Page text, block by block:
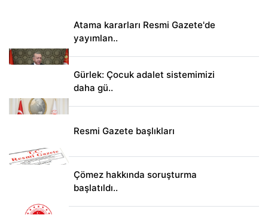
Atama kararları Resmi Gazete'de
yayımlan..
Gürlek: Çocuk adalet sistemimizi
daha gü..
Resmi Gazete başlıkları
Çömez hakkında soruşturma
başlatıldı..